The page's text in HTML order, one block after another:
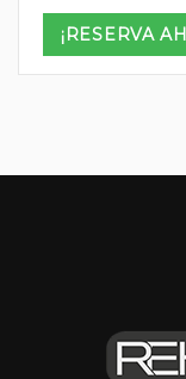
¡RESERVA